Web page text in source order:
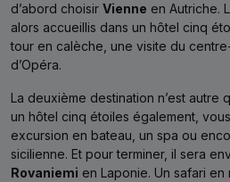
d’abord choisir Vienne en Autriche.
alors accueillis dans un hôtel cinq
tour en calèche, une visite du
d’Opéra.
La deuxième destination n’est autre
un hôtel cinq étoiles également,
excursion en bateau, un spa ou
sicilienne. Et pour terminer, il sera
Rovaniemi en Laponie. Un safari